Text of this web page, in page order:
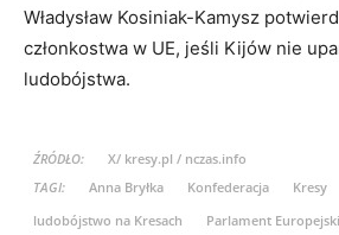
Władysław Kosiniak-Kamysz
członkostwa w UE, jeśli Kijów nie
ludobójstwa.
ŹRÓDŁO:
X/ kresy.pl / nczas.info
TAGI:
Anna Bryłka Konfederacja
Kresy
ludobójstwo na Kresach
Parlament Europejski